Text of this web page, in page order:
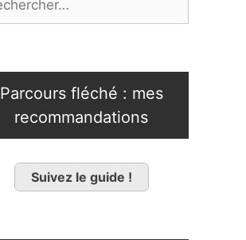
Parcours fléché : mes
recommandations
Suivez le guide !